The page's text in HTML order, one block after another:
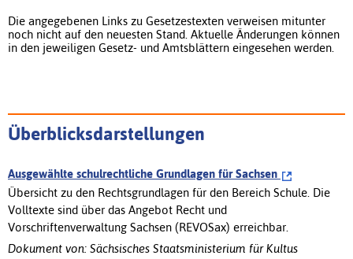
Die angegebenen Links zu Gesetzestexten verweisen mitunter
noch nicht auf den neuesten Stand. Aktuelle Änderungen können
in den jeweiligen Gesetz- und Amtsblättern eingesehen werden.
Überblicksdarstellungen
Ausgewählte schulrechtliche Grundlagen für Sachsen
Übersicht zu den Rechtsgrundlagen für den Bereich Schule. Die
Volltexte sind über das Angebot Recht und
Vorschriftenverwaltung Sachsen (REVOSax) erreichbar.
Dokument von: Sächsisches Staatsministerium für Kultus